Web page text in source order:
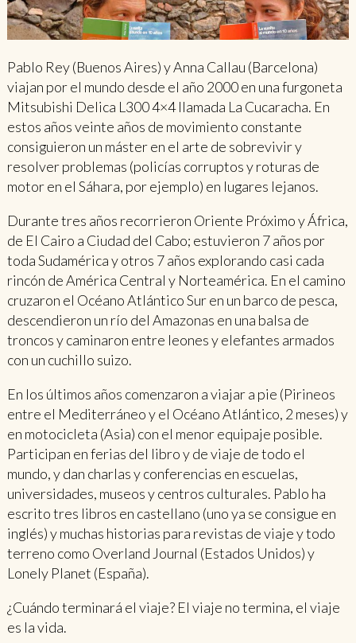
Pablo Rey (Buenos Aires) y Anna Callau (Barcelona)
viajan por el mundo desde el año 2000 en una furgoneta
Mitsubishi Delica L300 4×4 llamada La Cucaracha. En
estos años veinte años de movimiento constante
consiguieron un máster en el arte de sobrevivir y
resolver problemas (policías corruptos y roturas de
motor en el Sáhara, por ejemplo) en lugares lejanos.
Durante tres años recorrieron Oriente Próximo y África,
de El Cairo a Ciudad del Cabo; estuvieron 7 años por
toda Sudamérica y otros 7 años explorando casi cada
rincón de América Central y Norteamérica. En el camino
cruzaron el Océano Atlántico Sur en un barco de pesca,
descendieron un río del Amazonas en una balsa de
troncos y caminaron entre leones y elefantes armados
con un cuchillo suizo.
En los últimos años comenzaron a viajar a pie (Pirineos
entre el Mediterráneo y el Océano Atlántico, 2 meses) y
en motocicleta (Asia) con el menor equipaje posible.
Participan en ferias del libro y de viaje de todo el
mundo, y dan charlas y conferencias en escuelas,
universidades, museos y centros culturales. Pablo ha
escrito tres libros en castellano (uno ya se consigue en
inglés) y muchas historias para revistas de viaje y todo
terreno como Overland Journal (Estados Unidos) y
Lonely Planet (España).
¿Cuándo terminará el viaje? El viaje no termina, el viaje
es la vida.